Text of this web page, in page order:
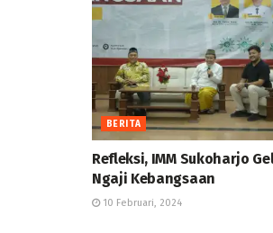
BERITA
Refleksi, IMM Sukoharjo
Ngaji Kebangsaan
10 Februari, 2024